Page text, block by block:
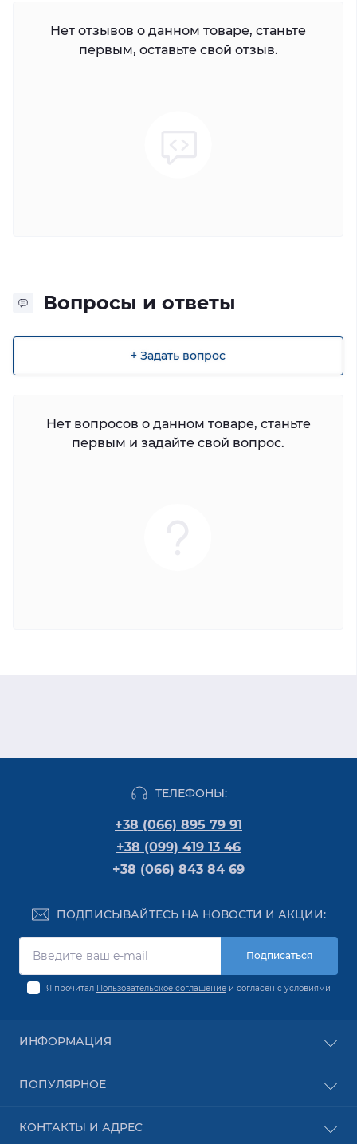
Нет отзывов о данном товаре, станьте
первым, оставьте свой отзыв.
Вопросы и ответы
+ Задать вопрос
Нет вопросов о данном товаре, станьте
первым и задайте свой вопрос.
ТЕЛЕФОНЫ:
+38 (066) 895 79 91
+38 (099) 419 13 46
+38 (066) 843 84 69
ПОДПИСЫВАЙТЕСЬ НА НОВОСТИ И АКЦИИ:
Подписаться
Я прочитал Пользовательское соглашениеи согласен с условиями
ИНФОРМАЦИЯ
О Компании
Пользовательское соглашение
ПОПУЛЯРНОЕ
Безпроводное оборудование
КОНТАКТЫ И АДРЕС